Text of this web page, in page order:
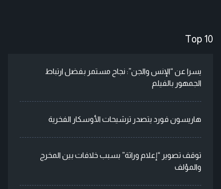
Top 10
يسرا عن “الإنس والجن”: نجاح مستمر بفضل ارتباط
الجمهور بالفيلم
هاريسون فورد يتصدر ترشيحات الأوسكار الفخرية
توقف تصوير “إعلام وراثة” بسبب خلافات بين المخرج
والمؤلف